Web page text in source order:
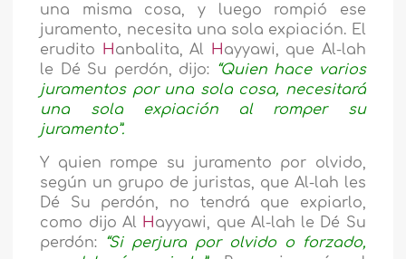
una misma cosa, y luego rompió ese
juramento, necesita una sola expiación. El
erudito Hanbalita, Al Hayyawi, que Al-lah
le Dé Su perdón, dijo: “Quien hace varios
juramentos por una sola cosa, necesitará
una sola expiación al romper su
juramento”.
Y quien rompe su juramento por olvido,
según un grupo de juristas, que Al-lah les
Dé Su perdón, no tendrá que expiarlo,
como dijo Al Hayyawi, que Al-lah le Dé Su
perdón:
“Si perjura por olvido o forzado,